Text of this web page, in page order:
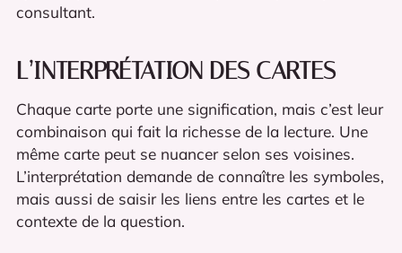
consultant.
L’INTERPRÉTATION DES CARTES
Chaque carte porte une signification, mais c’est leur
combinaison qui fait la richesse de la lecture. Une
même carte peut se nuancer selon ses voisines.
L’interprétation demande de connaître les symboles,
mais aussi de saisir les liens entre les cartes et le
contexte de la question.